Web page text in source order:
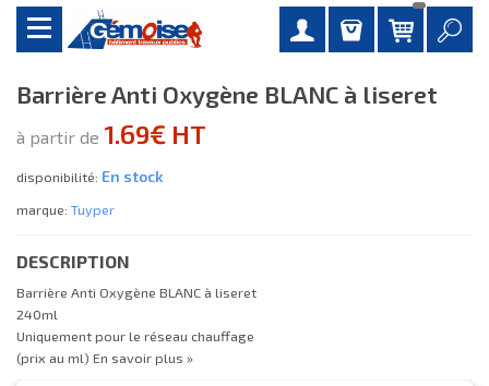
Barrière Anti Oxygène BLANC à liseret
à partir de 1.69€ HT
disponibilité: En stock
marque: Tuyper
DESCRIPTION
Barrière Anti Oxygène BLANC à liseret
240ml
Uniquement pour le réseau chauffage
(prix au ml) En savoir plus »